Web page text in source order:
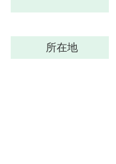
所在地